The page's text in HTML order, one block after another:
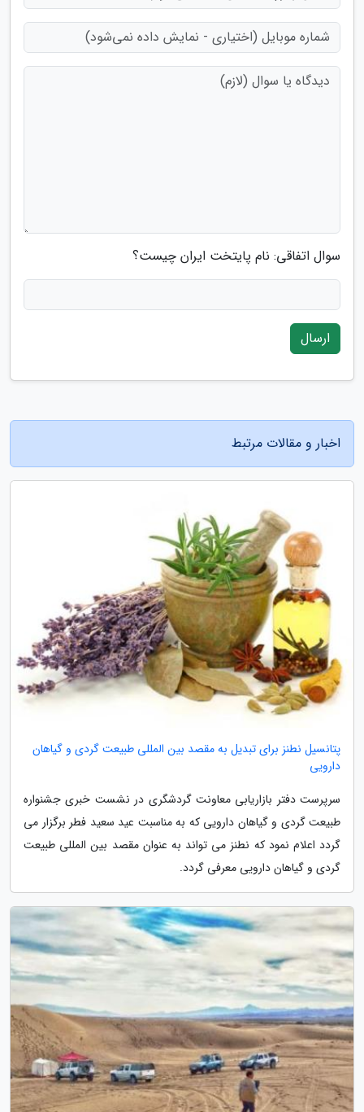
سوال اتفاقی: نام پایتخت ایران چیست؟
ارسال
اخبار و مقالات مرتبط
پتانسیل نطنز برای تبدیل به مقصد بین المللی طبیعت گردی و گیاهان
دارویی
سرپرست دفتر بازاریابی معاونت گردشگری در نشست خبری جشنواره
طبیعت گردی و گیاهان دارویی که به مناسبت عید سعید فطر برگزار می
گردد اعلام نمود که نطنز می تواند به عنوان مقصد بین المللی طبیعت
گردی و گیاهان دارویی معرفی گردد.